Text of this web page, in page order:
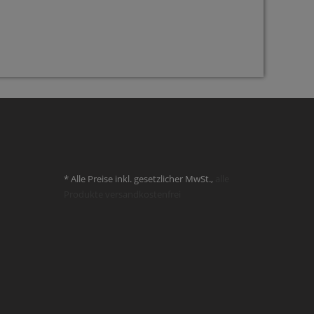
* Alle Preise inkl. gesetzlicher MwSt.,